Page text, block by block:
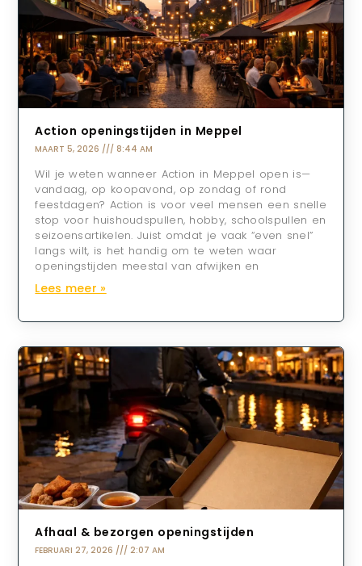
Action openingstijden in Meppel
MAART 5, 2026 8:44 AM
Wil je weten wanneer Action in Meppel open is—
vandaag, op koopavond, op zondag of rond
feestdagen? Action is voor veel mensen een snelle
stop voor huishoudspullen, hobby, schoolspullen en
seizoensartikelen. Juist omdat je vaak “even snel”
langs wilt, is het handig om te weten waar
openingstijden meestal van afwijken en
Lees meer »
Afhaal & bezorgen openingstijden
FEBRUARI 27, 2026 2:07 AM